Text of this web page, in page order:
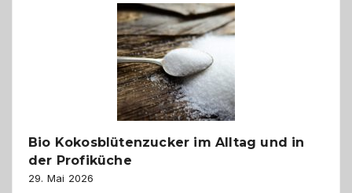
Freund
in
Gefahr
ist:
Brandschutz
für
Hunde
eigenen
Bio Kokosblütenzucker im Alltag und in
der Profiküche
29. Mai 2026